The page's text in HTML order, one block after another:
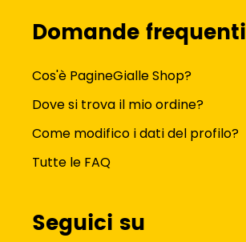
Domande frequenti
Cos'è PagineGialle Shop?
Dove si trova il mio ordine?
Come modifico i dati del profilo?
Tutte le FAQ
Seguici su